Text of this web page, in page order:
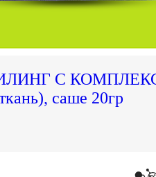
С
саше 20гр